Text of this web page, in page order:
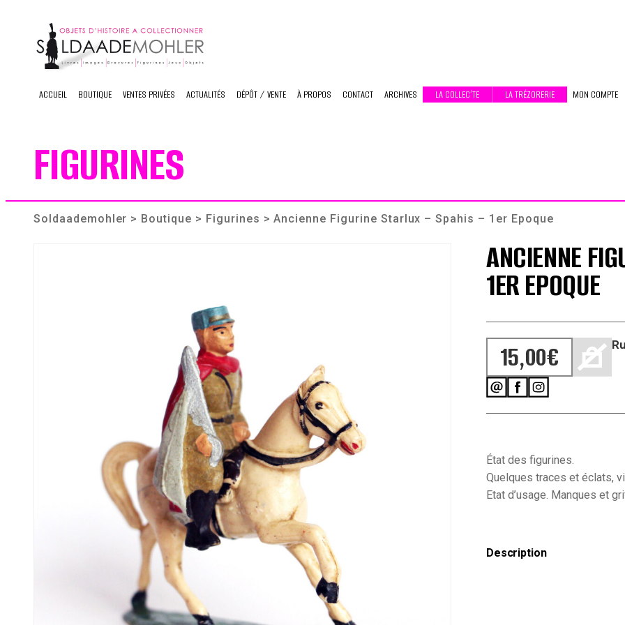
content
ACCUEIL BOUTIQUE VENTES PRIVÉES ACTUALITÉS DÉPÔT / VENTE À PROPOS CONTACT ARCHIVES LA COLLEC’TE LA TRÉZORERIE MON COMPTE
FIGURINES
Soldaademohler > Boutique > Figurines > Ancienne Figurine Starlux – Spahis – 1er Epoque
ANCIENNE
1ER EPOQUE
15,00€
État des figurines.
Quelques traces et éclats,
Etat d’usage. Manques et
Description